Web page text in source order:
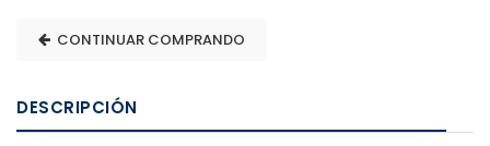
CONTINUAR COMPRANDO
DESCRIPCIÓN